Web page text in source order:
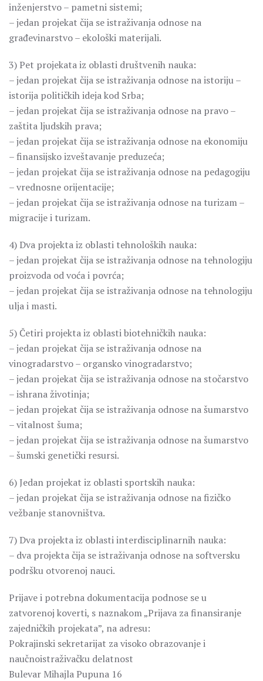
inženjerstvo – pametni sistemi;
– jedan projekat čija se istraživanja odnose na
građevinarstvo – ekološki materijali.
3) Pet projekata iz oblasti društvenih nauka:
– jedan projekat čija se istraživanja odnose na istoriju –
istorija političkih ideja kod Srba;
– jedan projekat čija se istraživanja odnose na pravo –
zaštita ljudskih prava;
– jedan projekat čija se istraživanja odnose na ekonomiju
– finansijsko izveštavanje preduzeća;
– jedan projekat čija se istraživanja odnose na pedagogiju
– vrednosne orijentacije;
– jedan projekat čija se istraživanja odnose na turizam –
migracije i turizam.
4) Dva projekta iz oblasti tehnoloških nauka:
– jedan projekat čija se istraživanja odnose na tehnologiju
proizvoda od voća i povrća;
– jedan projekat čija se istraživanja odnose na tehnologiju
ulja i masti.
5) Četiri projekta iz oblasti biotehničkih nauka:
– jedan projekat čija se istraživanja odnose na
vinogradarstvo – organsko vinogradarstvo;
– jedan projekat čija se istraživanja odnose na stočarstvo
– ishrana životinja;
– jedan projekat čija se istraživanja odnose na šumarstvo
– vitalnost šuma;
– jedan projekat čija se istraživanja odnose na šumarstvo
– šumski genetički resursi.
6) Jedan projekat iz oblasti sportskih nauka:
– jedan projekat čija se istraživanja odnose na fizičko
vežbanje stanovništva.
7) Dva projekta iz oblasti interdisciplinarnih nauka:
– dva projekta čija se istraživanja odnose na softversku
podršku otvorenoj nauci.
Prijave i potrebna dokumentacija podnose se u
zatvorenoj koverti, s naznakom „Prijava za finansiranje
zajedničkih projekata”, na adresu:
Pokrajinski sekretarijat za visoko obrazovanje i
naučnoistraživačku delatnost
Bulevar Mihajla Pupuna 16